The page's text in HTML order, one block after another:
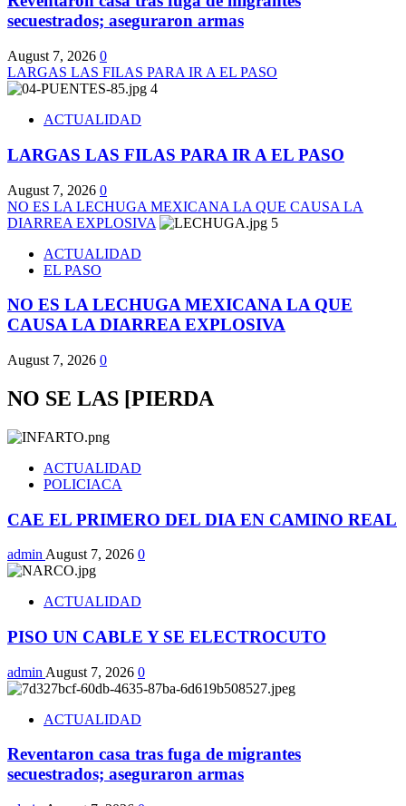
secuestrados; aseguraron armas
August 7, 2026 0
LARGAS LAS FILAS PARA IR A EL PASO
4
ACTUALIDAD
LARGAS LAS FILAS PARA IR A EL PASO
August 7, 2026 0
NO ES LA LECHUGA MEXICANA LA QUE CAUSA LA
DIARREA EXPLOSIVA
5
ACTUALIDAD
EL PASO
NO ES LA LECHUGA MEXICANA LA QUE
CAUSA LA DIARREA EXPLOSIVA
August 7, 2026 0
NO SE LAS [PIERDA
ACTUALIDAD
POLICIACA
CAE EL PRIMERO DEL DIA EN CAMINO REAL
admin August 7, 2026 0
ACTUALIDAD
PISO UN CABLE Y SE ELECTROCUTO
admin August 7, 2026 0
ACTUALIDAD
Reventaron casa tras fuga de migrantes
secuestrados; aseguraron armas